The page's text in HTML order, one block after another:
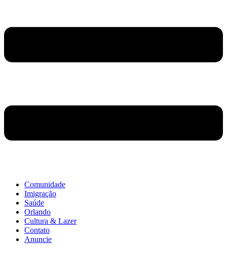
Comunidade
Imigração
Saúde
Orlando
Cultura & Lazer
Contato
Anuncie